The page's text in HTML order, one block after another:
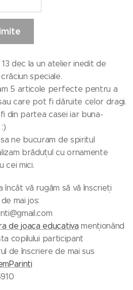
dec la un atelier inedit de
speciale.
5 articole perfecte pentru a
care pot fi dăruite celor dragi.
din partea casei iar buna-
ne bucuram de spiritul
brăduțul cu ornamente
cei mici.
încât vă rugăm să vă înscrieți
mai jos:
de joaca educativa menționând
copilului participant
de înscriere de mai sus